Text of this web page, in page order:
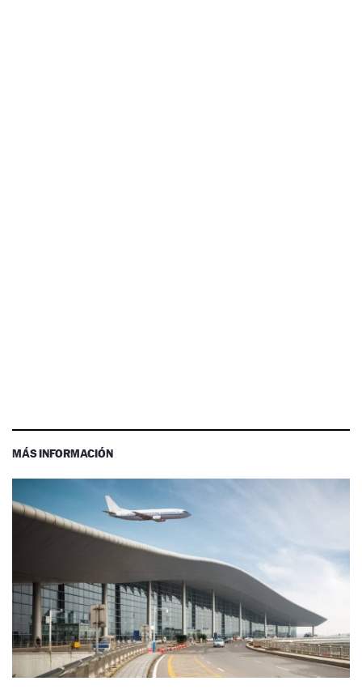
MÁS INFORMACIÓN